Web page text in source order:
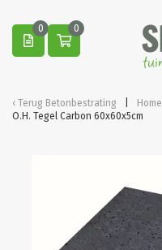
0
0
Terug Betonbestrating Home
O.H. Tegel Carbon 60x60x5cm